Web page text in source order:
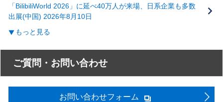
「BilibiliWorld 2026」に延べ40万人が来場、日系企業も多数
出展(中国) 2026年8月10日
もっと見る
ご質問・お問い合わせ
お問い合わせフォーム